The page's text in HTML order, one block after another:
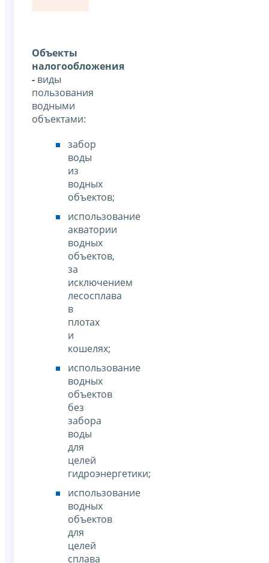
Объекты
налогообложения
- виды
пользования
водными
объектами:
забор
воды
из
водных
объектов;
использование
акватории
водных
объектов,
за
исключением
лесосплава
в
плотах
и
кошелях;
использование
водных
объектов
без
забора
воды
для
целей
гидроэнергетики;
использование
водных
объектов
для
целей
сплава